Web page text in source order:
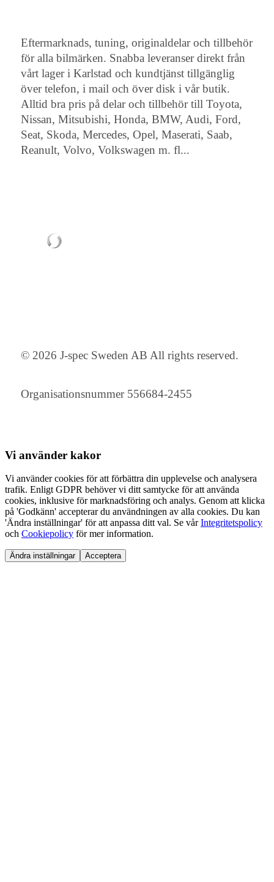
Eftermarknads, tuning, originaldelar och tillbehör
för alla bilmärken. Snabba leveranser direkt från
vårt lager i Karlstad och kundtjänst tillgänglig
över telefon, i mail och över disk i vår butik.
Alltid bra pris på delar och tillbehör till Toyota,
Nissan, Mitsubishi, Honda, BMW, Audi, Ford,
Seat, Skoda, Mercedes, Opel, Maserati, Saab,
Reanult, Volvo, Volkswagen m. fl...
© 2026 J-spec Sweden AB All rights reserved.
Organisationsnummer 556684-2455
Vi använder kakor
Vi använder cookies för att förbättra din upplevelse och analysera
trafik. Enligt GDPR behöver vi ditt samtycke för att använda
cookies, inklusive för marknadsföring och analys. Genom att klicka
på 'Godkänn' accepterar du användningen av alla cookies. Du kan
'Ändra inställningar' för att anpassa ditt val. Se vårIntegritetspolicy
och Cookiepolicy för mer information.
Ändra inställningar Acceptera